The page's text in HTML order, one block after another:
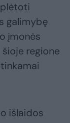
galimybę
įmonės
regione
išlaidos